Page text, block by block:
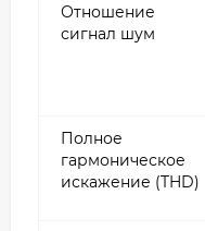
Отношение
сигнал шум
Полное
гармоническое
искажение (THD)